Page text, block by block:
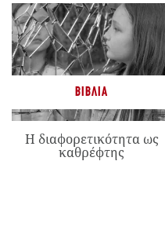
ΒΙΒΛΊΑ
Η διαφορετικότητα ως
καθρέφτης